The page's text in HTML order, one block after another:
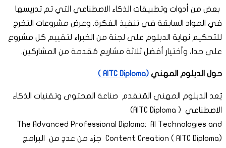
بعض من أدوات وتطبيقات الذكاء الاصطناعي التي تم تدريسها
في المواد السابقة في تنفيذ الفكرة. وعرض مشروعات التخرج
للتحكيم نهاية الدبلوم على لجنة من الخبراء لتقييم كل مشروع
على حدا، وأختيار أفضل ثلاثة مشاريع مُقدمة من المشاركين.
حول الدبلوم المهني (AITC Diploma )
يُعد الدبلوم المهني المُتقدم صناعة المحتوى وتقنيات الذكاء
الاصطناعي ( AITC Diploma)
The Advanced Professional Diploma: AI Technologies and
Content Creation ( AITC Diploma) جزء من عددٍ من البرامج